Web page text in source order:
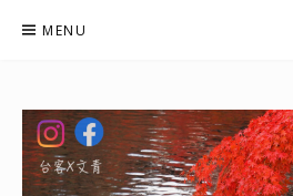
MENU